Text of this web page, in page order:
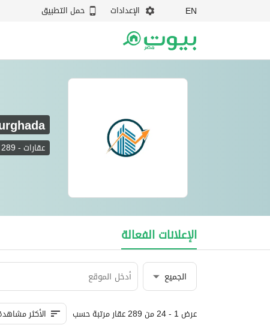
EN الإعدادات حمل التطبيق
عقارات-
289
الإعلانات الفعالة
R. O. I Real Estate Investment Hurghada
الجميع
عرض 1 - 24 من 289 عقار مرتبة حسب الأكثر